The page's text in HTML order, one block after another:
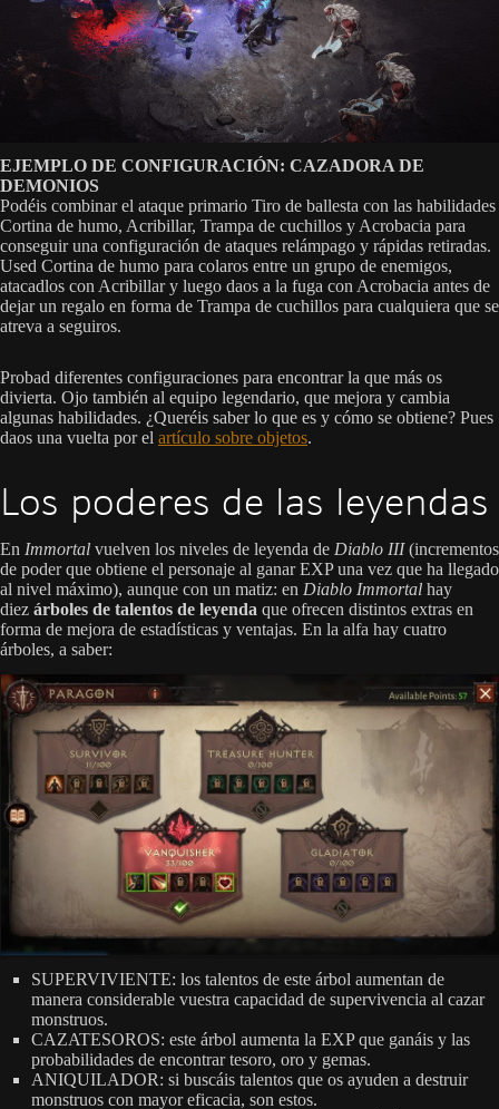
EJEMPLO DE CONFIGURACIÓN: CAZADORA DE
DEMONIOS
Podéis combinar el ataque primario Tiro de ballesta con las habilidades
Cortina de humo, Acribillar, Trampa de cuchillos y Acrobacia para
conseguir una configuración de ataques relámpago y rápidas retiradas.
Used Cortina de humo para colaros entre un grupo de enemigos,
atacadlos con Acribillar y luego daos a la fuga con Acrobacia antes de
dejar un regalo en forma de Trampa de cuchillos para cualquiera que se
atreva a seguiros.
Probad diferentes configuraciones para encontrar la que más os
divierta. Ojo también al equipo legendario, que mejora y cambia
algunas habilidades. ¿Queréis saber lo que es y cómo se obtiene? Pues
daos una vuelta por el artículo sobre objetos.
Los poderes de las leyendas
En Immortal vuelven los niveles de leyenda de Diablo III(incrementos
de poder que obtiene el personaje al ganar EXP una vez que ha llegado
al nivel máximo), aunque con un matiz: en Diablo Immortal hay
diez árboles de talentos de leyenda que ofrecen distintos extras en
forma de mejora de estadísticas y ventajas. En la alfa hay cuatro
árboles, a saber:
SUPERVIVIENTE: los talentos de este árbol aumentan de
manera considerable vuestra capacidad de supervivencia al cazar
monstruos.
CAZATESOROS: este árbol aumenta la EXP que ganáis y las
probabilidades de encontrar tesoro, oro y gemas.
ANIQUILADOR: si buscáis talentos que os ayuden a destruir
monstruos con mayor eficacia, son estos.